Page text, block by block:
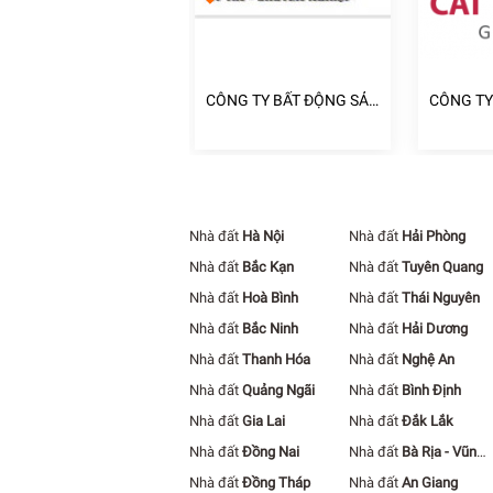
CÔNG TY BẤT ĐỘNG SẢN
CÔNG
Nhà đất Hà Nội Nhà đất Hải Phòng
Nhà đất Bắc Kạn Nhà đất Tuyên Quang
Nhà đất Hoà Bình Nhà đất Thái Nguyên
Nhà đất Bắc Ninh Nhà đất Hải Dương
Nhà đất Thanh Hóa Nhà đất Nghệ An
Nhà đất Quảng Ngãi Nhà đất Bình Định
Nhà đất Gia Lai Nhà đất Đắk Lắk
Nhà đất Đồng Nai Nhà đất Bà Rịa - Vũng
Nhà đất Đồng Tháp Nhà đất An Giang